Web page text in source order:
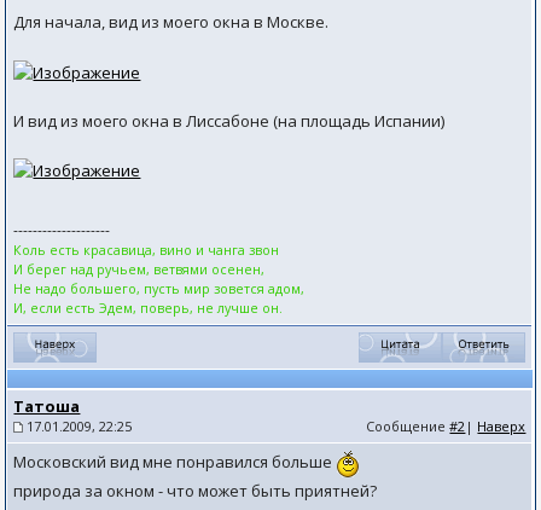
Для начала, вид из моего окна в Москве.
И вид из моего окна в Лиссабоне (на площадь Испании)
--------------------
Коль есть красавица, вино и чанга звон
И берег над ручьем, ветвями осенен,
Не надо большего, пусть мир зовется адом,
И, если есть Эдем, поверь, не лучше он.
Татоша
17.01.2009, 22:25 Сообщение#2 | Наверх
Московский вид мне понравился больше
природа за окном - что может быть приятней?